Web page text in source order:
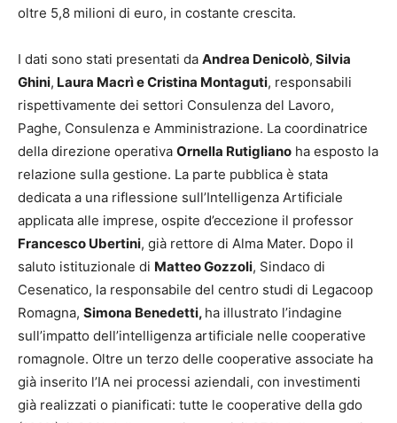
oltre 5,8 milioni di euro, in costante crescita.
I dati sono stati presentati da Andrea Denicolò, Silvia
Ghini, Laura Macrì e Cristina Montaguti, responsabili
rispettivamente dei settori Consulenza del Lavoro,
Paghe, Consulenza e Amministrazione. La coordinatrice
della direzione operativa Ornella Rutigliano ha esposto la
relazione sulla gestione. La parte pubblica è stata
dedicata a una riflessione sull’Intelligenza Artificiale
applicata alle imprese, ospite d’eccezione il professor
Francesco Ubertini, già rettore di Alma Mater. Dopo il
saluto istituzionale di Matteo Gozzoli, Sindaco di
Cesenatico, la responsabile del centro studi di Legacoop
Romagna, Simona Benedetti, ha illustrato l’indagine
sull’impatto dell’intelligenza artificiale nelle cooperative
romagnole. Oltre un terzo delle cooperative associate ha
già inserito l’IA nei processi aziendali, con investimenti
già realizzati o pianificati: tutte le cooperative della gdo